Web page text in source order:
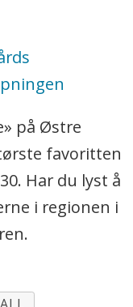
på Østre
favoritten
Har du lyst å
i regionen i